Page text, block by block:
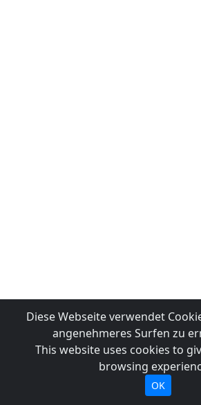
Diese Webseite verwendet
angenehmeres Surfen zu
This website uses cookies to
browsing
OK